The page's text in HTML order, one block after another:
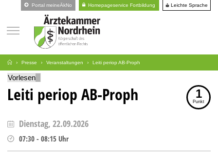
Portal meineÄkNo Homepageservice Fortbildung Leichte Sprache
Presse Veranstaltungen Leiti periop AB-Proph
Vorlesen
Leiti periop AB-Proph 1
Punkt
Dienstag, 22.09.2026
07:30 - 08:15 Uhr